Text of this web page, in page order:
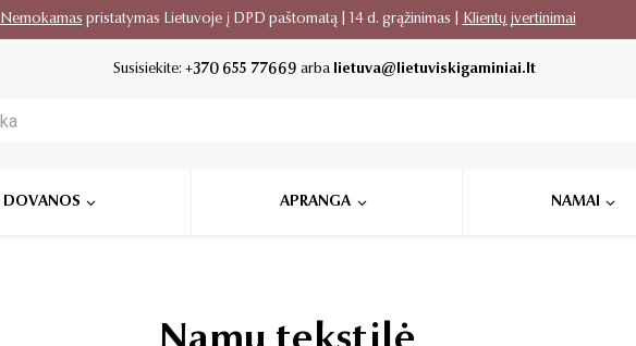
Nemokamas pristatymas Lietuvoje į DPD paštomatą | 14 d. grąžinimas | Klientų įvertinimai
Susisiekite:+370 655 77669 arba lietuva@lietuviskigaminiai.lt
DOVANOS APRANGA NAMAI